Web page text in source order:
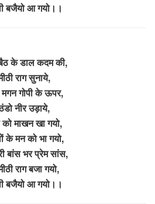
बजैयो आ गयो।।
के डाल कदम की,
राग सुनाये,
गोपी के ऊपर,
नीर उड़ाये,
को माखन खा गयो,
के मन को भा गयो,
बांस भर प्रेम सांस,
राग बजा गयो,
बजैयो आ गयो।।